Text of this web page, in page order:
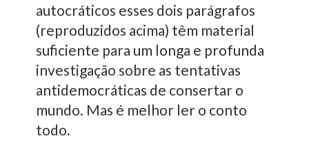
autocráticos esses dois parágrafos
(reproduzidos acima) têm material
suficiente para um longa e profunda
investigação sobre as tentativas
antidemocráticas de consertar o
mundo. Mas é melhor ler o conto
todo.